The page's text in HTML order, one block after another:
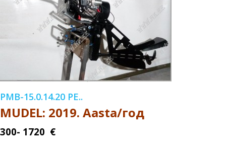
PMB-15.0.14.20 PE..
MUDEL: 2019. Aasta/год
300- 1720 €